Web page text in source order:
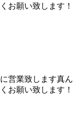
お願い致します！
営業致します真ん
お願い致します！